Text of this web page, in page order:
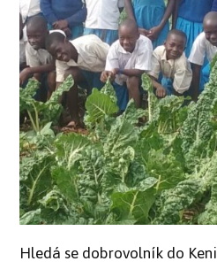
Hledá se dobrovolník do Keni